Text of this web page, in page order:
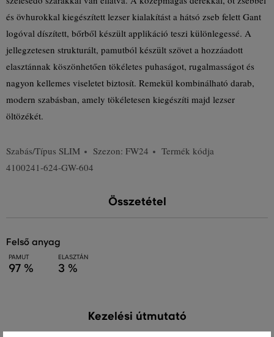
és övhurokkal kiegészített lezser kialakítást a hátsó zseb felett Gant
logóval díszített, bőrből készült applikáció teszi különlegessé. A
jellegzetesen strukturált, pamutból készült szövet a hozzáadott
elasztánnak köszönhetően tökéletes puhaságot, rugalmasságot és
nagyon kellemes viseletet biztosít. Remekül kombinálható darab,
modern szabásban, amely tökéletesen kiegészíti majd lezser
öltözékét.
Szabás/Típus SLIM Szezon: FW24
Termék kódja
4100241-624-GW-604
Összetétel
felső anyag
PAMUT
97 %
ELASZTÁN
3 %
Kezelési útmutató